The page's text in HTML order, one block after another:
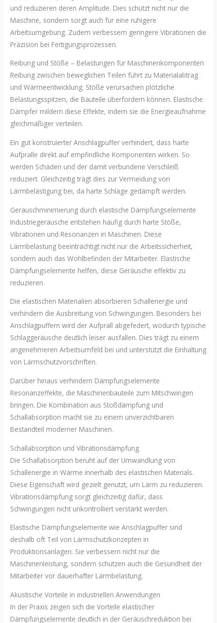
und reduzieren deren Amplitude. Dies schützt nicht nur die
Maschine, sondern sorgt auch für eine ruhigere
Arbeitsumgebung. Zudem verbessern geringere Vibrationen die
Präzision bei Fertigungsprozessen.
Reibung und Stöße – Belastungen für Maschinenkomponenten
Reibung zwischen beweglichen Teilen führt zu Materialabtrag
und Wärmeentwicklung. Stöße verursachen plötzliche
Belastungsspitzen, die Bauteile überfordern können. Elastische
Dämpfer mildern diese Effekte, indem sie die Energieaufnahme
gleichmäßiger verteilen.
Ein gut konstruierter Anschlagpuffer verhindert, dass harte
Aufpralle direkt auf empfindliche Komponenten wirken. So
werden Schäden und der damit verbundene Verschleiß
reduziert. Gleichzeitig trägt dies zur Vermeidung von
Lärmbelästigung bei, da harte Schläge gedämpft werden.
Geräuschminimierung durch elastische Dämpfungselemente
Industriegeräusche entstehen häufig durch harte Stöße,
Vibrationen und Resonanzen in Maschinen. Diese
Lärmbelastung beeinträchtigt nicht nur die Arbeitssicherheit,
sondern auch das Wohlbefinden der Mitarbeiter. Elastische
Dämpfungselemente helfen, diese Geräusche effektiv zu
reduzieren.
Die elastischen Materialien absorbieren Schallenergie und
verhindern die Ausbreitung von Schwingungen. Besonders bei
Anschlagpuffern wird der Aufprall abgefedert, wodurch typische
Schlaggeräusche deutlich leiser ausfallen. Dies trägt zu einem
angenehmeren Arbeitsumfeld bei und unterstützt die Einhaltung
von Lärmschutzvorschriften.
Darüber hinaus verhindern Dämpfungselemente
Resonanzeffekte, die Maschinenbauteile zum Mitschwingen
bringen. Die Kombination aus Stoßdämpfung und
Schallabsorption macht sie zu einem unverzichtbaren
Bestandteil moderner Maschinen.
Schallabsorption und Vibrationsdämpfung
Die Schallabsorption beruht auf der Umwandlung von
Schallenergie in Wärme innerhalb des elastischen Materials.
Diese Eigenschaft wird gezielt genutzt, um Lärm zu reduzieren.
Vibrationsdämpfung sorgt gleichzeitig dafür, dass
Schwingungen nicht unkontrolliert verstärkt werden.
Elastische Dämpfungselemente wie Anschlagpuffer sind
deshalb oft Teil von Lärmschutzkonzepten in
Produktionsanlagen. Sie verbessern nicht nur die
Maschinenleistung, sondern schützen auch die Gesundheit der
Mitarbeiter vor dauerhafter Lärmbelastung.
Akustische Vorteile in industriellen Anwendungen
In der Praxis zeigen sich die Vorteile elastischer
Dämpfungselemente deutlich in der Geräuschreduktion bei